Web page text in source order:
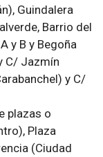
Guindalera
Barrio del
y B y Begoña
C/ Jazmín
y C/
plazas o
Plaza
(Ciudad